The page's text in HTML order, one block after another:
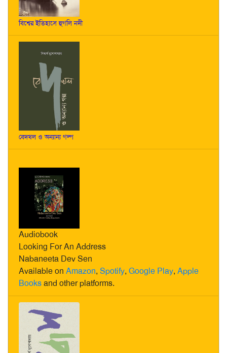
বিশ্বের ইতিহাসে হুগলি নদী
বেদখল ও অন্যান্য গল্প
Audiobook
Looking For An Address
Nabaneeta Dev Sen
Available on Amazon, Spotify, Google Play, Apple
Booksand other platforms.